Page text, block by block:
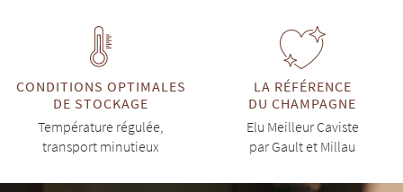
CONDITIONS OPTIMALES
DE STOCKAGE
Température régulée,
transport minutieux
LA RÉFÉRENCE
DU CHAMPAGNE
Elu Meilleur Caviste
par Gault et Millau